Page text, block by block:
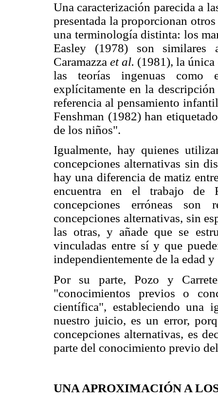
Una caracterización parecida a
presentada la proporcionan
una terminología distinta: los
Easley (1978) son similares
Caramazza et al. (1981), la única
las teorías ingenuas como
explícitamente en la
referencia al pensamiento
Fenshman (1982) han
de los niños".
Igualmente, hay quienes
concepciones alternativas sin
hay una diferencia de matiz
encuentra en el trabajo de
concepciones erróneas son
concepciones alternativas, sin
las otras, y añade que se
vinculadas entre sí y que
independientemente de la edad y
Por su parte, Pozo y
"conocimientos previos o
científica", estableciendo una
nuestro juicio, es un error,
concepciones alternativas, es
parte del conocimiento previo
UNA APROXIMACIÓN A